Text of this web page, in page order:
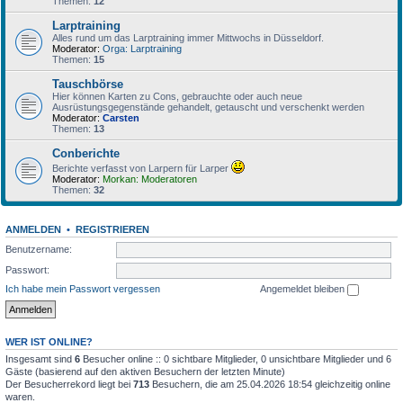
Larptraining
Alles rund um das Larptraining immer Mittwochs in Düsseldorf.
Moderator: Orga: Larptraining
Themen: 15
Tauschbörse
Hier können Karten zu Cons, gebrauchte oder auch neue
Ausrüstungsgegenstände gehandelt, getauscht und verschenkt werden
Moderator: Carsten
Themen: 13
Conberichte
Berichte verfasst von Larpern für Larper
Moderator: Morkan: Moderatoren
Themen: 32
ANMELDEN •
REGISTRIEREN
Benutzername:
Passwort:
Ich habe mein Passwort vergessen
Angemeldet bleiben
WER IST ONLINE?
Insgesamt sind 6 Besucher online :: 0 sichtbare Mitglieder, 0 unsichtbare Mitglieder und 6
Gäste (basierend auf den aktiven Besuchern der letzten Minute)
Der Besucherrekord liegt bei 713 Besuchern, die am 25.04.2026 18:54 gleichzeitig online
waren.